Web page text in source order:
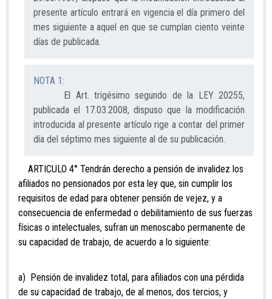
presente artículo entrará en vigencia el día primero del
mes siguiente a aquel en que se cumplan ciento veinte
días de publicada.
NOTA 1:
El Art. trigésimo segundo de la LEY 20255,
publicada el 17.03.2008, dispuso que la modificación
introducida al presente artículo rige a contar del primer
día del séptimo mes siguiente al de su publicación.
ARTICULO 4° Tendrán derecho a pensión de invalidez los
afiliados no pensionados por esta ley que, sin cumplir los
requisitos de edad para obtener pensión de vejez, y a
consecuencia de enfermedad o debilitamiento de sus fuerzas
físicas o intelectuales, sufran un menoscabo permanente de
su capacidad de trabajo, de acuerdo a lo siguiente:
a) Pensión de invalidez total, para afiliados con una pérdida
de su capacidad de trabajo, de al menos, dos tercios, y